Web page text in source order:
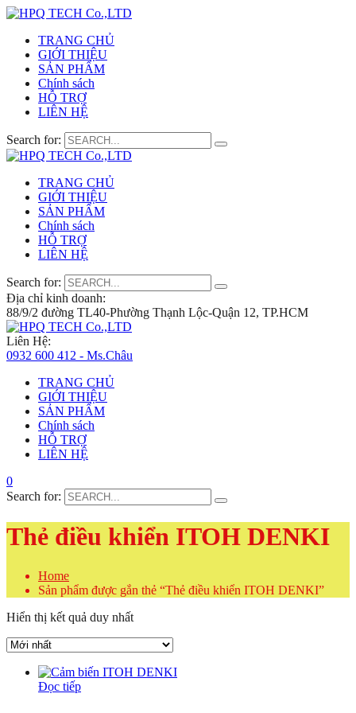
TRANG CHỦ
GIỚI THIỆU
SẢN PHẨM
Chính sách
HỖ TRỢ
LIÊN HỆ
Search for:
TRANG CHỦ
GIỚI THIỆU
SẢN PHẨM
Chính sách
HỖ TRỢ
LIÊN HỆ
Search for:
Địa chỉ kinh doanh:
88/9/2 đường TL40-Phường Thạnh Lộc-Quận 12, TP.HCM
Liên Hệ:
0932 600 412 - Ms.Châu
TRANG CHỦ
GIỚI THIỆU
SẢN PHẨM
Chính sách
HỖ TRỢ
LIÊN HỆ
0
Search for:
Thẻ điều khiển ITOH DENKI
Home
Sản phẩm được gắn thẻ “Thẻ điều khiển ITOH DENKI”
Hiển thị kết quả duy nhất
Đọc tiếp